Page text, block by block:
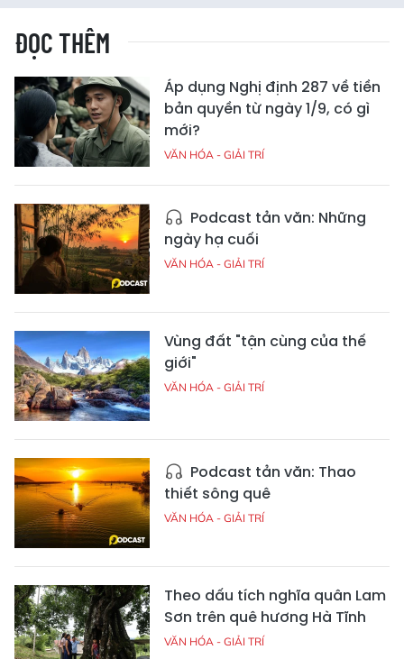
ĐỌC THÊM
Áp dụng Nghị định 287 về tiền
bản quyền từ ngày 1/9, có gì
mới?
VĂN HÓA - GIẢI TRÍ
Podcast tản văn: Những
ngày hạ cuối
VĂN HÓA - GIẢI TRÍ
Vùng đất "tận cùng của thế
giới"
VĂN HÓA - GIẢI TRÍ
Podcast tản văn: Thao
thiết sông quê
VĂN HÓA - GIẢI TRÍ
Theo dấu tích nghĩa quân Lam
Sơn trên quê hương Hà Tĩnh
VĂN HÓA - GIẢI TRÍ